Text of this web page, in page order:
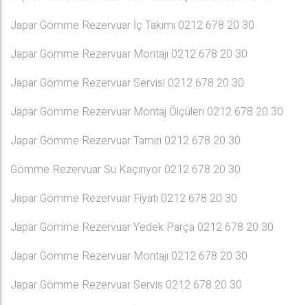
Japar Gömme Rezervuar İç Takımı 0212 678 20 30
Japar Gömme Rezervuar Montajı 0212 678 20 30
Japar Gömme Rezervuar Servisi 0212 678 20 30
Japar Gömme Rezervuar Montaj Ölçüleri 0212 678 20 30
Japar Gömme Rezervuar Tamiri 0212 678 20 30
Gömme Rezervuar Su Kaçırıyor 0212 678 20 30
Japar Gömme Rezervuar Fiyatı 0212 678 20 30
Japar Gömme Rezervuar Yedek Parça 0212 678 20 30
Japar Gömme Rezervuar Montajı 0212 678 20 30
Japar Gömme Rezervuar Servis 0212 678 20 30